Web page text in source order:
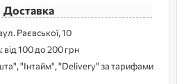
Доставка
Раєвської, 10
100 до 200 грн
"Інтайм", "Delivery" за тарифами